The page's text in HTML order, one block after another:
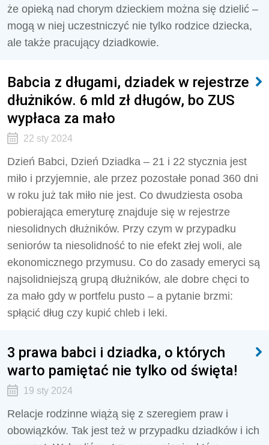
że opieką nad chorym dzieckiem można się dzielić –
mogą w niej uczestniczyć nie tylko rodzice dziecka,
ale także pracujący dziadkowie.
Babcia z długami, dziadek w rejestrze
dłużników. 6 mld zł długów, bo ZUS
wypłaca za mało
22 sty 2024
Dzień Babci, Dzień Dziadka – 21 i 22 stycznia jest
miło i przyjemnie, ale przez pozostałe ponad 360 dni
w roku już tak miło nie jest. Co dwudziesta osoba
pobierająca emeryturę znajduje się w rejestrze
niesolidnych dłużników. Przy czym w przypadku
seniorów ta niesolidność to nie efekt złej woli, ale
ekonomicznego przymusu. Co do zasady emeryci są
najsolidniejszą grupą dłużników, ale dobre chęci to
za mało gdy w portfelu pusto – a pytanie brzmi:
spłącić dług czy kupić chleb i leki.
3 prawa babci i dziadka, o których
warto pamiętać nie tylko od święta!
19 sty 2024
Relacje rodzinne wiążą się z szeregiem praw i
obowiązków. Tak jest też w przypadku dziadków i ich